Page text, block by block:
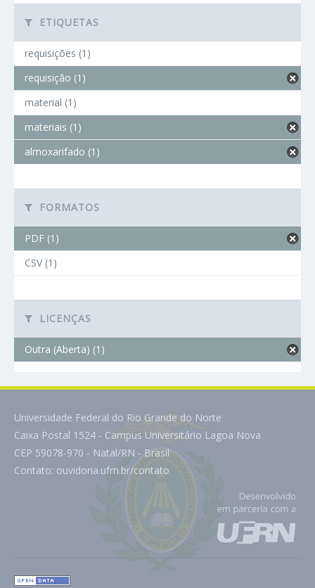
ETIQUETAS
requisições (1)
requisição (1)
material (1)
materiais (1)
almoxarifado (1)
FORMATOS
PDF (1)
CSV (1)
LICENÇAS
Outra (Aberta) (1)
Universidade Federal do Rio Grande do Norte
Caixa Postal 1524 - Campus Universitário Lagoa Nova
CEP 59078-970 - Natal/RN - Brasil
Contato: ouvidoria.ufrn.br/contato